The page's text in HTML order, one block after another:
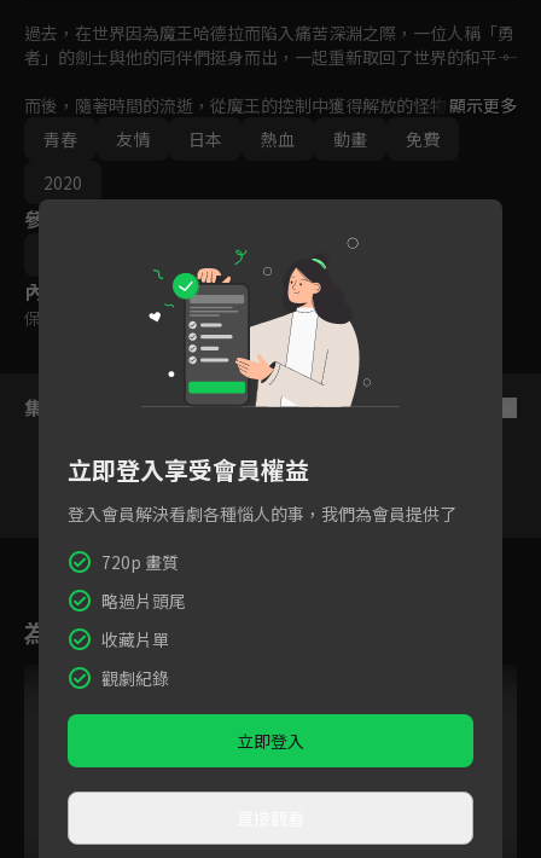
過去，在世界因為魔王哈德拉而陷入痛苦深淵之際，一位人稱「勇
者」的劍士與他的同伴們挺身而出，一起重新取回了世界的和平――。
而後，隨著時間的流逝，從魔王的控制中獲得解放的怪物們如今在
南海的孤島迪爾穆林島生活著。島上唯一的人類，嚮往成為勇者的
少年「達伊」也和怪物們過著和平的生活。
顯示更多
青春
友情 日本 熱血 動畫
免費
2020
參與演員
內容標籤
保護級
集數列表
30 31
為您推薦
立即登入享受會員權益
登入會員解決看劇各種惱人的事，我們為會員提供了
720p 畫質
略過片頭尾
收藏片單
觀劇紀錄
立即登入